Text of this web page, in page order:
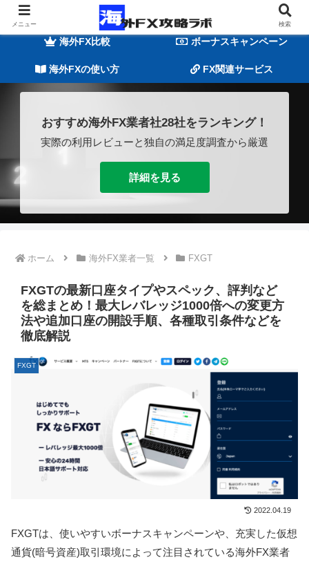
海外FXの基礎知識
海外FX比較 ボーナスキャンペーン
海外FXの使い方 FX関連サービス
おすすめ海外FX業者社28社をランキング！
実際の利用レビューと独自の満足度調査から厳選
詳細を見る
ホーム 海外FX業者一覧 FXGT
FXGTの最新口座タイプやスペック、評判など
を総まとめ！最大レバレッジ1000倍への変更方
法や追加口座の開設手順、各種取引条件などを
徹底解説
FXGT
2022.04.19
FXGTは、使いやすいボーナスキャンペーンや、充実した仮想
通貨(暗号資産)取引環境によって注目されている海外FX業者
メニュー 検索